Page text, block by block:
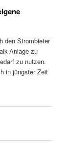
den Strombieter
Anlage zu
zu nutzen.
in jüngster Zeit